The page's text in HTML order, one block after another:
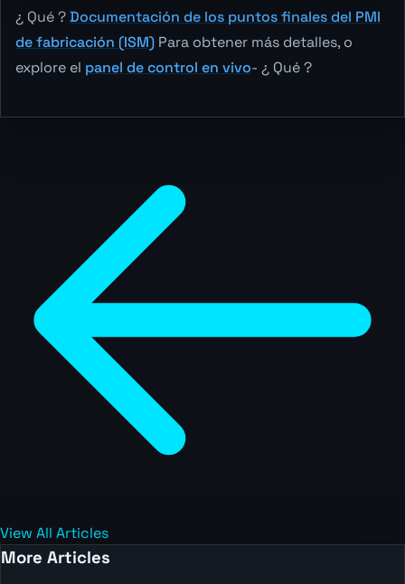
¿ Qué ?Documentación de los puntos finales del PMI
de fabricación (ISM) Para obtener más detalles, o
explore el panel de control en vivo- ¿ Qué ?
View All Articles
More Articles